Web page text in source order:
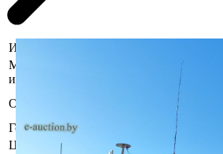
Информация о предмете торгов
Местоположение
имущества
Брестская
Пинск, ул.
Описание
Заводской №
номер 04246.
Год выпуска
Цвет
Синий